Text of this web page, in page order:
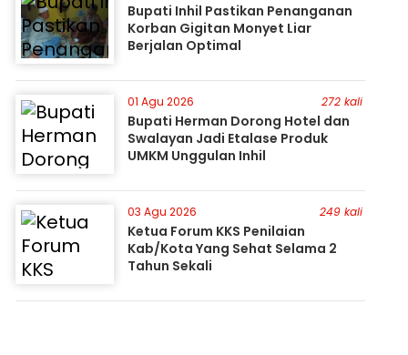
Bupati Inhil Pastikan Penanganan
Korban Gigitan Monyet Liar
Berjalan Optimal
01 Agu 2026 272 kali
Bupati Herman Dorong Hotel dan
Swalayan Jadi Etalase Produk
UMKM Unggulan Inhil
03 Agu 2026 249 kali
Ketua Forum KKS Penilaian
Kab/Kota Yang Sehat Selama 2
Tahun Sekali